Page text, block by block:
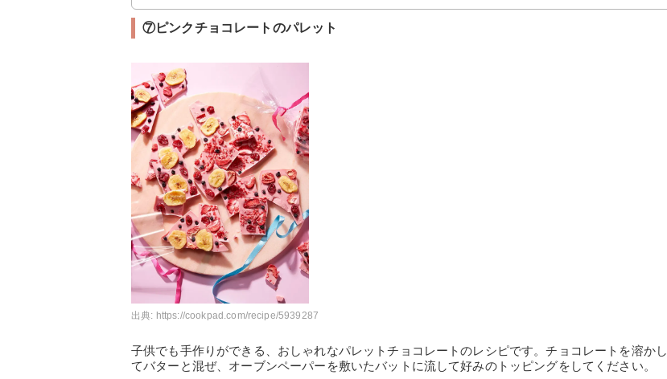
⑦ピンクチョコレートのパレット
出典: https://cookpad.com/recipe/5939287
子供でも手作りができる、おしゃれなパレットチョコレートのレシピです。チョコレートを溶かし
てバターと混ぜ、オーブンペーパーを敷いたバットに流して好みのトッピングをしてください。